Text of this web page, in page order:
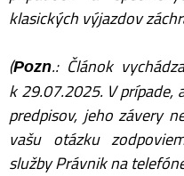
klasických výjazdov
(Pozn.: Článok
k 29.07.2025. V prípade,
predpisov, jeho závery
vašu otázku
služby Právnik na